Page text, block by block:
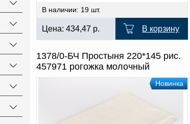
В наличии: 19 шт.
Цена: 434,47 р. В корзину
1378/0-БЧ Простыня 220*145 рис.
457971 рогожка молочный
Новинка